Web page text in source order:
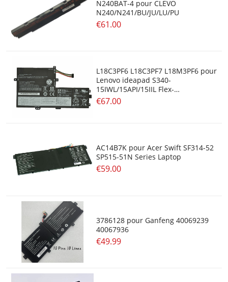
N240BAT-4 pour CLEVO
N240/N241/BU/JU/LU/PU
€61.00
L18C3PF6 L18C3PF7 L18M3PF6 pour
Lenovo ideapad S340-
15IWL/15API/15IIL Flex-
15IWL/15IML
€67.00
AC14B7K pour Acer Swift SF314-52
SP515-51N Series Laptop
€59.00
3786128 pour Ganfeng 40069239
40067936
€49.99